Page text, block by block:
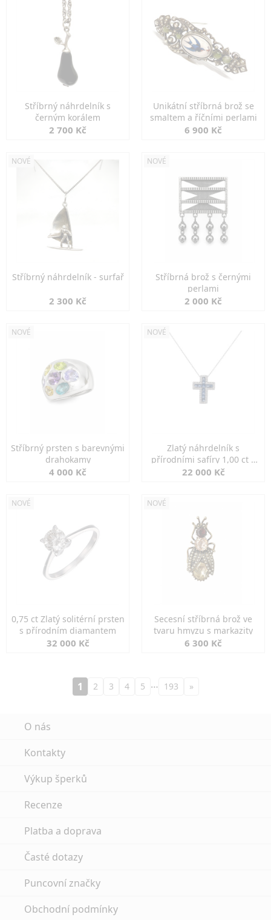
Stříbrný náhrdelník s
černým korálem
2 700 Kč
Unikátní stříbrná brož se
smaltem a říčními perlami
6 900 Kč
NOVÉ
Stříbrný náhrdelník - surfař
2 300 Kč
NOVÉ
Stříbrná brož s černými
perlami
2 000 Kč
NOVÉ
Stříbrný prsten s barevnými
drahokamy
4 000 Kč
NOVÉ
Zlatý náhrdelník s
přírodními safíry 1,00 ct a
diamanty
22 000 Kč
NOVÉ
0,75 ct Zlatý solitérní prsten
s přírodním diamantem
32 000 Kč
NOVÉ
Secesní stříbrná brož ve
tvaru hmyzu s markazity
6 300 Kč
1 2 3 4 5 … 193 »
O nás
Kontakty
Výkup šperků
Recenze
Platba a doprava
Časté dotazy
Puncovní značky
Obchodní podmínky